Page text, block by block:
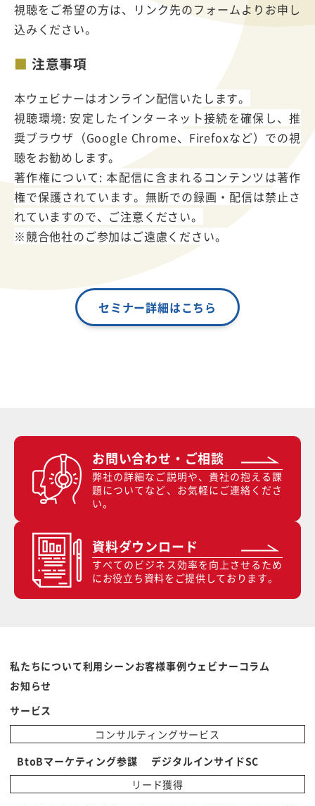
視聴をご希望の方は、リンク先のフォームよりお申し
込みください。
注意事項
本ウェビナーはオンライン配信いたします。
視聴環境: 安定したインターネット接続を確保し、推
奨ブラウザ（Google Chrome、Firefoxなど）での視
聴をお勧めします。
著作権について: 本配信に含まれるコンテンツは著作
権で保護されています。無断での録画・配信は禁止さ
れていますので、ご注意ください。
※競合他社のご参加はご遠慮ください。
セミナー詳細はこちら
お問い合わせ・ご相談
弊社の詳細なご説明や、貴社の抱える課
題についてなど、お気軽にご連絡くださ
い。
資料ダウンロード
すべてのビジネス効率を向上させるため
にお役立ち資料をご提供しております。
私たちについて利用シーンお客様事例ウェビナー コラム
お知らせ
サービス
コンサルティングサービス
BtoBマーケティング参謀
デジタルインサイドSC
リード獲得